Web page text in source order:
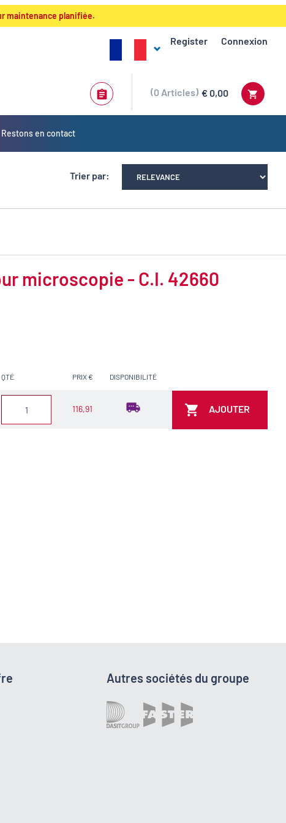
maintenance planifiée.
Register Connexion
€ 0,00
0 Articles
Restons en contact
Trier par:
microscopie - C.I. 42660
QTÉ PRIX € DISPONIBILITÉ
116,91 AJOUTER
Autres sociétés du groupe